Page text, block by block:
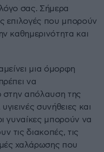
σας. Σήμερα
επιλογές που μπορούν
καθημερινότητα και
μια όμορφη
να
στην απόλαυση της
συνήθειες και
γυναίκες μπορούν να
τις διακοπές, τις
χαλάρωσης που